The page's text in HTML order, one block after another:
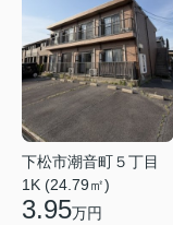
下松市潮音町５丁目
1K (24.79㎡)
3.95万円